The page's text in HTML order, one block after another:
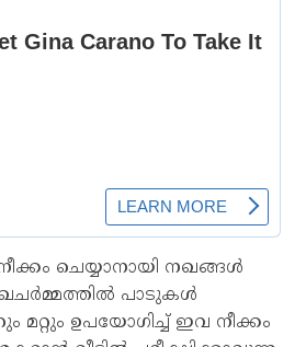
ചെയ്യാനായി നഖങ്ങൾ
പാടുകൾ
ഉപയോഗിച്ച് ഇവ നീക്കം